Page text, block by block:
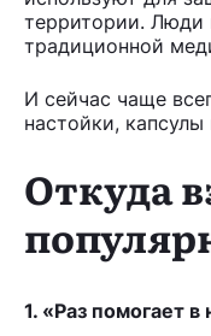
территории. Люди
традиционной
И сейчас чаще
настойки,
Откуда
1. «Раз помогает